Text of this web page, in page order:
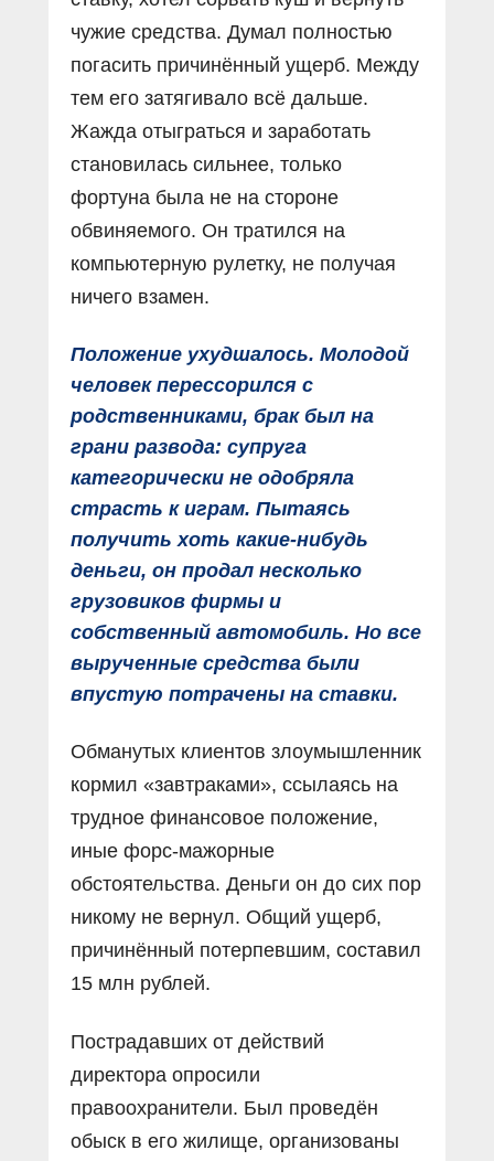
чужие средства. Думал полностью
погасить причинённый ущерб. Между
тем его затягивало всё дальше.
Жажда отыграться и заработать
становилась сильнее, только
фортуна была не на стороне
обвиняемого. Он тратился на
компьютерную рулетку, не получая
ничего взамен.
Положение ухудшалось. Молодой
человек перессорился с
родственниками, брак был на
грани развода: супруга
категорически не одобряла
страсть к играм. Пытаясь
получить хоть какие-нибудь
деньги, он продал несколько
грузовиков фирмы и
собственный автомобиль. Но все
вырученные средства были
впустую потрачены на ставки.
Обманутых клиентов злоумышленник
кормил «завтраками», ссылаясь на
трудное финансовое положение,
иные форс-мажорные
обстоятельства. Деньги он до сих пор
никому не вернул. Общий ущерб,
причинённый потерпевшим, составил
15 млн рублей.
Пострадавших от действий
директора опросили
правоохранители. Был проведён
обыск в его жилище, организованы